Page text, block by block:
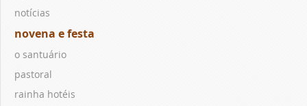
notícias
novena e festa
o santuário
pastoral
rainha hotéis